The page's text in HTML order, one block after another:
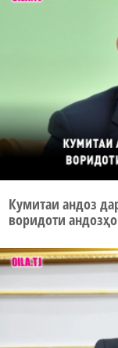
Кумитаи андоз
воридоти